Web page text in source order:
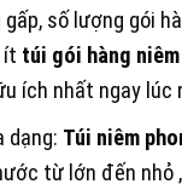
số lượng gói
ít túi gói hàng
ích nhất ngay lúc
dạng: Túi niêm
từ lớn đến nhỏ